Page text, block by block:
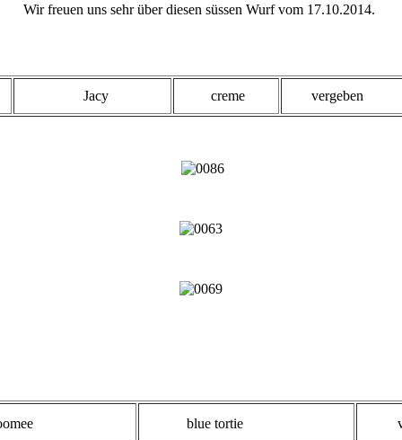
Wir freuen uns sehr über diesen süssen Wurf vom 17.10.2014.
Jacy creme vergeben
blue tortie